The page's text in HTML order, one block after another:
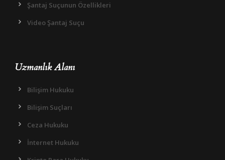
Şantaj Suçunun Özellikleri
Video Şantaj Suçu
Uzmanlık Alanı
Bilişim Hukuku
Bilişim Suçları
Ceza Hukuku
İnternet Hukuku